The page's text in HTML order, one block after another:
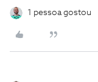
1 pessoa gostou